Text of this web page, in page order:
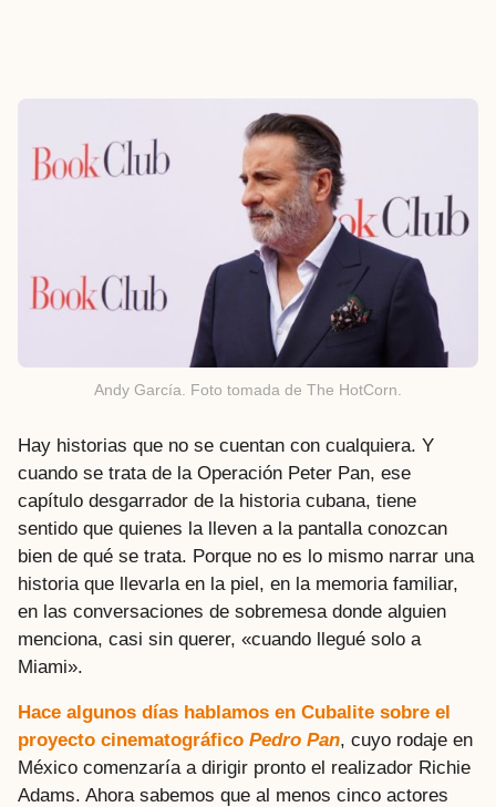
Andy García. Foto tomada de The HotCorn.
Hay historias que no se cuentan con cualquiera. Y
cuando se trata de la Operación Peter Pan, ese
capítulo desgarrador de la historia cubana, tiene
sentido que quienes la lleven a la pantalla conozcan
bien de qué se trata. Porque no es lo mismo narrar una
historia que llevarla en la piel, en la memoria familiar,
en las conversaciones de sobremesa donde alguien
menciona, casi sin querer, «cuando llegué solo a
Miami».
Hace algunos días hablamos en Cubalite sobre el
proyecto cinematográfico Pedro Pan, cuyo rodaje en
México comenzaría a dirigir pronto el realizador Richie
Adams. Ahora sabemos que al menos cinco actores